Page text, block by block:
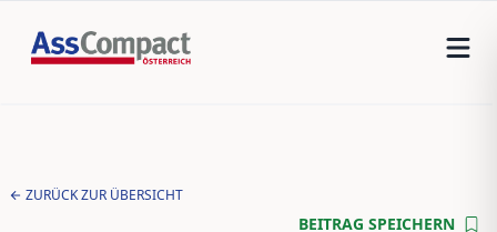
ZURÜCK ZUR ÜBERSICHT
BEITRAG SPEICHERN